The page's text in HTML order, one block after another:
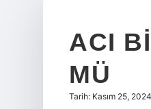
ACI
MÜ
Tarih: Kasım 25, 2024